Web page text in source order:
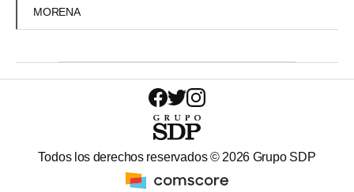
MORENA
Todos los derechos reservados © 2026 Grupo SDP